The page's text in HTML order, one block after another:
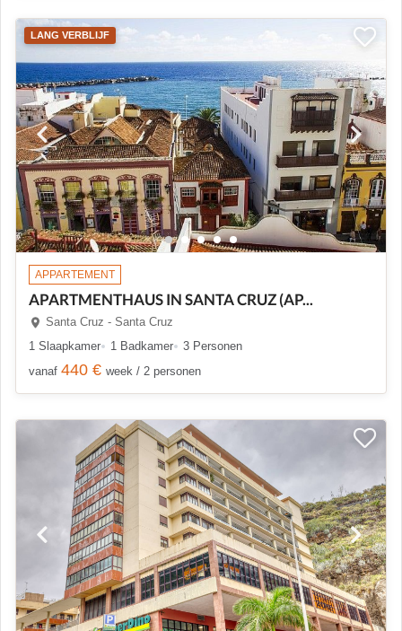
LANG VERBLIJF
APPARTEMENT
APARTMENTHAUS IN SANTA CRUZ (AP...
Santa Cruz - Santa Cruz
1 Slaapkamer
1 Badkamer
3 Personen
vanaf 440 € week / 2 personen